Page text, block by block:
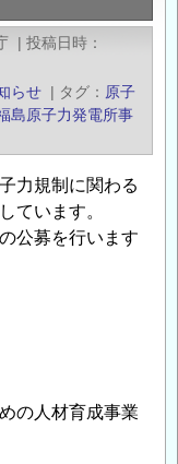
| 投稿日時
らせ | タグ
原子
島原子力発電所事
力規制に関わる
ています。
公募を行います
の人材育成事業